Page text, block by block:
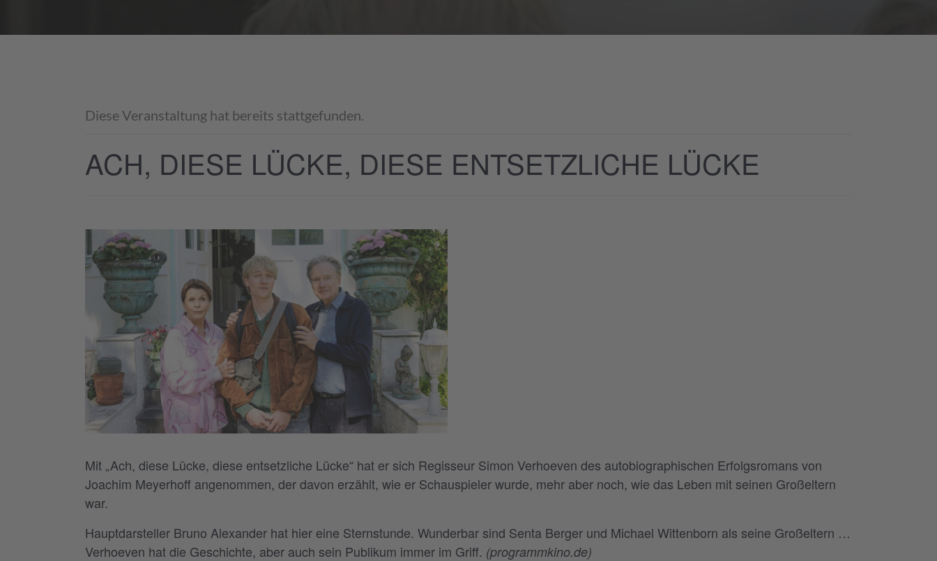
Diese Veranstaltung hat bereits stattgefunden.
ACH, DIESE LÜCKE, DIESE ENTSETZLICHE LÜCKE
Mit „Ach, diese Lücke, diese entsetzliche Lücke“ hat er sich Regisseur Simon Verhoeven des autobiographischen Erfolgsromans von
Joachim Meyerhoff angenommen, der davon erzählt, wie er Schauspieler wurde, mehr aber noch, wie das Leben mit seinen Großeltern
war.
Hauptdarsteller Bruno Alexander hat hier eine Sternstunde. Wunderbar sind Senta Berger und Michael Wittenborn als seine Großeltern …
Verhoeven hat die Geschichte, aber auch sein Publikum immer im Griff. (programmkino.de)